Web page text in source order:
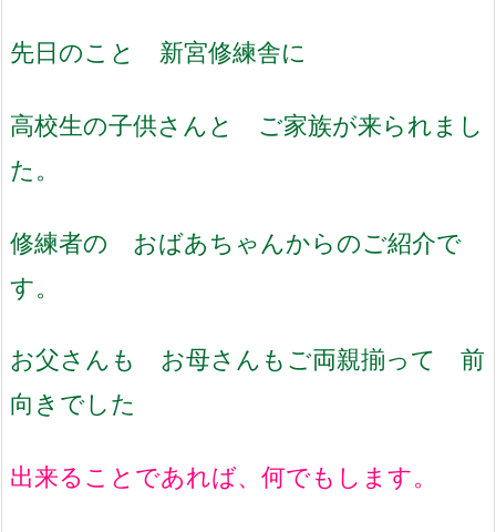
先日のこと 新宮修練舎に
高校生の子供さんと ご家族が来られまし
た。
修練者の おばあちゃんからのご紹介で
す。
お父さんも お母さんもご両親揃って 前
向きでした
出来ることであれば、何でもします。